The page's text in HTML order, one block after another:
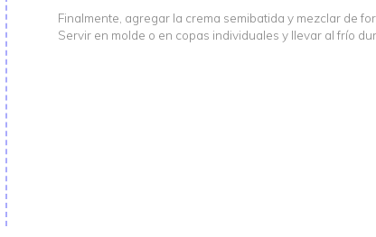
Finalmente, agregar la crema semibatida y mezclar de
Servir en molde o en copas individuales y llevar al frío